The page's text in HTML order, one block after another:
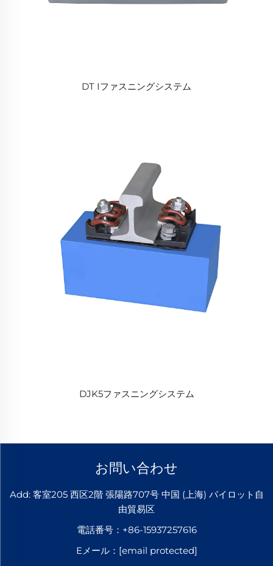
DT Iファスニングシステム
DJK5ファスニングシステム
お問い合わせ
Add: 客室205 西区2階 張陽路707号 中国 (上海) パイロット自
由貿易区
電話番号： +86-15937257616
Eメール： [email protected]